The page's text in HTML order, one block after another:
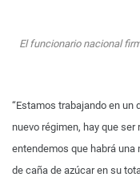
El funcionario nacional
“Estamos trabajando en un
nuevo régimen, hay que
entendemos que habrá una
de caña de azúcar en su